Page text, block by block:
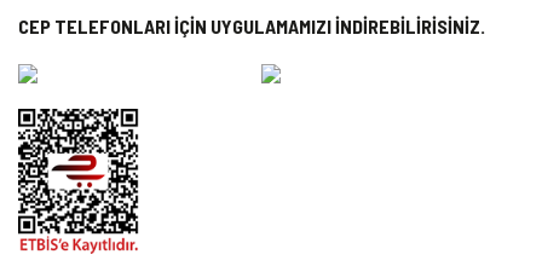
CEP TELEFONLARI İÇİN UYGULAMAMIZI İNDİREBİLİRİSİNİZ.